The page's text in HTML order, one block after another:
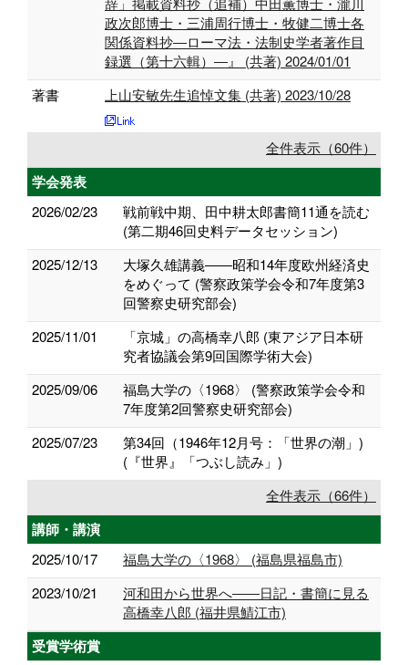
政次郎博士・三浦周行博士・牧健二博士各
関係資料抄―ローマ法・法制史学者著作目
録選（第十六輯）―』 (共著) 2024/01/01
著書
上山安敏先生追悼文集 (共著) 2023/10/28
全件表示（60件）
学会発表
2026/02/23
戦前戦中期、田中耕太郎書簡11通を読む
(第二期46回史料データセッション)
2025/12/13
大塚久雄講義――昭和14年度欧州経済史
をめぐって (警察政策学会令和7年度第3
回警察史研究部会)
2025/11/01
「京城」の高橋幸八郎 (東アジア日本研
究者協議会第9回国際学術大会)
2025/09/06
福島大学の〈1968〉 (警察政策学会令和
7年度第2回警察史研究部会)
2025/07/23
第34回（1946年12月号：「世界の潮」)
(『世界』「つぶし読み」)
全件表示（66件）
講師・講演
2025/10/17
福島大学の〈1968〉 (福島県福島市)
2023/10/21
河和田から世界へ――日記・書簡に見る
高橋幸八郎 (福井県鯖江市)
受賞学術賞